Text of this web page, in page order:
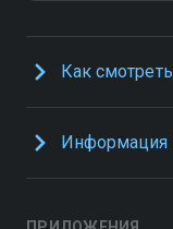
Как смотреть
Информация